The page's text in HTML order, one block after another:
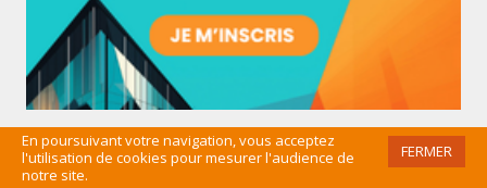
En poursuivant votre navigation, vous acceptez
l'utilisation de cookies pour mesurer l'audience de
notre site.
FERMER
LES PLUS LUS